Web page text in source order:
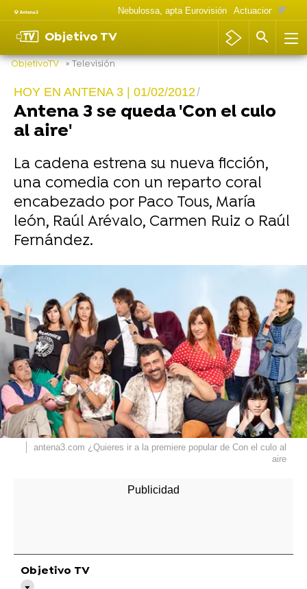
Nebulossa, apta Eurovisión Actuaciones
Objetivo TV
ObjetivoTV » Televisión
HOY EN ANTENA 3 | 01/02/2012
Antena 3 se queda 'Con el culo
al aire'
La cadena estrena su nueva ficción,
una comedia con un reparto coral
encabezado por Paco Tous, María
león, Raúl Arévalo, Carmen Ruiz o Raúl
Fernández.
antena3.com ¿Quieres ir a la premiere popular de Con el culo al
aire
Objetivo TV